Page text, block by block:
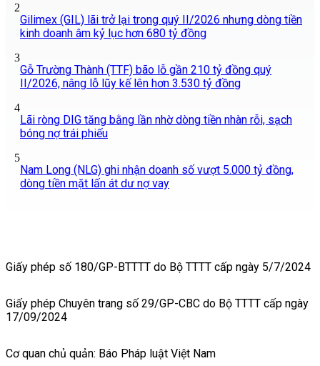
2
Gilimex (GIL) lãi trở lại trong quý II/2026 nhưng dòng tiền
kinh doanh âm kỷ lục hơn 680 tỷ đồng
3
Gỗ Trường Thành (TTF) bão lỗ gần 210 tỷ đồng quý
II/2026, nâng lỗ lũy kế lên hơn 3.530 tỷ đồng
4
Lãi ròng DIG tăng bằng lần nhờ dòng tiền nhàn rỗi, sạch
bóng nợ trái phiếu
5
Nam Long (NLG) ghi nhận doanh số vượt 5.000 tỷ đồng,
dòng tiền mặt lấn át dư nợ vay
Giấy phép số 180/GP-BTTTT do Bộ TTTT cấp ngày 5/7/2024
Giấy phép Chuyên trang số 29/GP-CBC do Bộ TTTT cấp ngày
17/09/2024
Cơ quan chủ quản: Báo Pháp luật Việt Nam